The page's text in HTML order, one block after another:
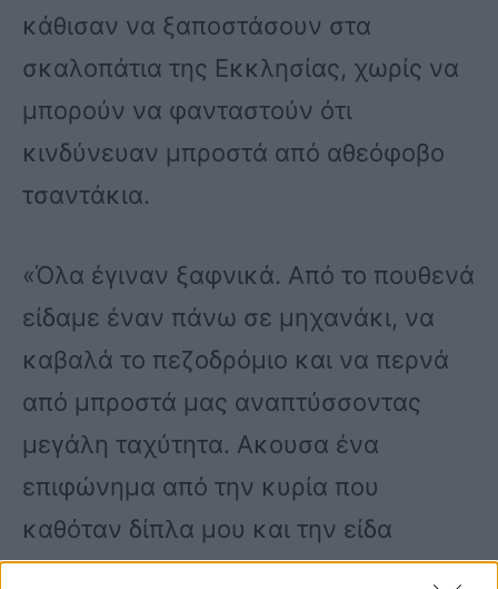
κάθισαν να ξαποστάσουν στα
σκαλοπάτια της Εκκλησίας, χωρίς να
μπορούν να φανταστούν ότι
κινδύνευαν μπροστά από αθεόφοβο
τσαντάκια.
«Όλα έγιναν ξαφνικά. Από το πουθενά
είδαμε έναν πάνω σε μηχανάκι, να
καβαλά το πεζοδρόμιο και να περνά
από μπροστά μας αναπτύσσοντας
μεγάλη ταχύτητα. Ακουσα ένα
επιφώνημα από την κυρία που
καθόταν δίπλα μου και την είδα
πεσμένη στο έδαφος. Η τσάντα μου, η